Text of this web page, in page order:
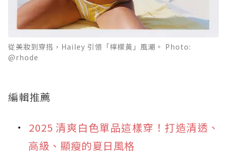
從美妝到穿搭，Hailey 引領「檸檬黃」風潮。 Photo:
@rhode
編輯推薦
2025 清爽白色單品這樣穿！打造清透、
高級、顯瘦的夏日風格